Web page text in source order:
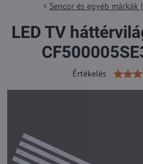
Sencor és egyéb
LED TV
Értékelés